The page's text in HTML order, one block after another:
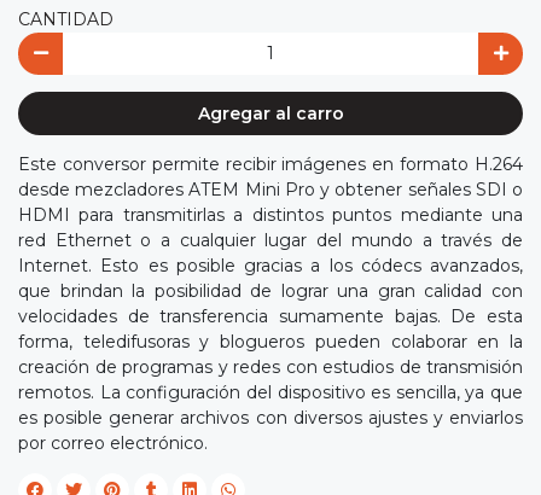
CANTIDAD
Agregar al carro
Este conversor permite recibir imágenes en formato H.264
desde mezcladores ATEM Mini Pro y obtener señales SDI o
HDMI para transmitirlas a distintos puntos mediante una
red Ethernet o a cualquier lugar del mundo a través de
Internet. Esto es posible gracias a los códecs avanzados,
que brindan la posibilidad de lograr una gran calidad con
velocidades de transferencia sumamente bajas. De esta
forma, teledifusoras y blogueros pueden colaborar en la
creación de programas y redes con estudios de transmisión
remotos. La configuración del dispositivo es sencilla, ya que
es posible generar archivos con diversos ajustes y enviarlos
por correo electrónico.